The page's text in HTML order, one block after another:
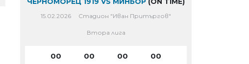
15.02.2026 Стадион "Иван Притъргов"
Втора лига
00 00 00 00